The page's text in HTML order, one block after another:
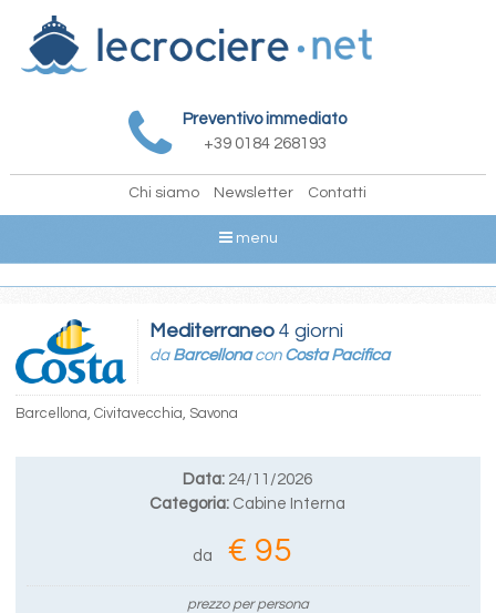
Preventivo immediato
+39 0184 268193
Chi siamo Newsletter Contatti
menu
Mediterraneo4 giorni
da Barcellonacon Costa Pacifica
Barcellona, Civitavecchia, Savona
Data: 24/11/2026
Categoria: Cabine Interna
da € 95
prezzo per persona